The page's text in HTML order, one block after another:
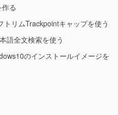
る
リムTrackpointキャップを使う
語全文検索を使う
のインストールイメージを